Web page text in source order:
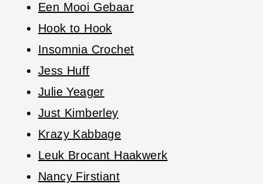
Een Mooi Gebaar
Hook to Hook
Insomnia Crochet
Jess Huff
Julie Yeager
Just Kimberley
Krazy Kabbage
Leuk Brocant Haakwerk
Nancy Firstiant